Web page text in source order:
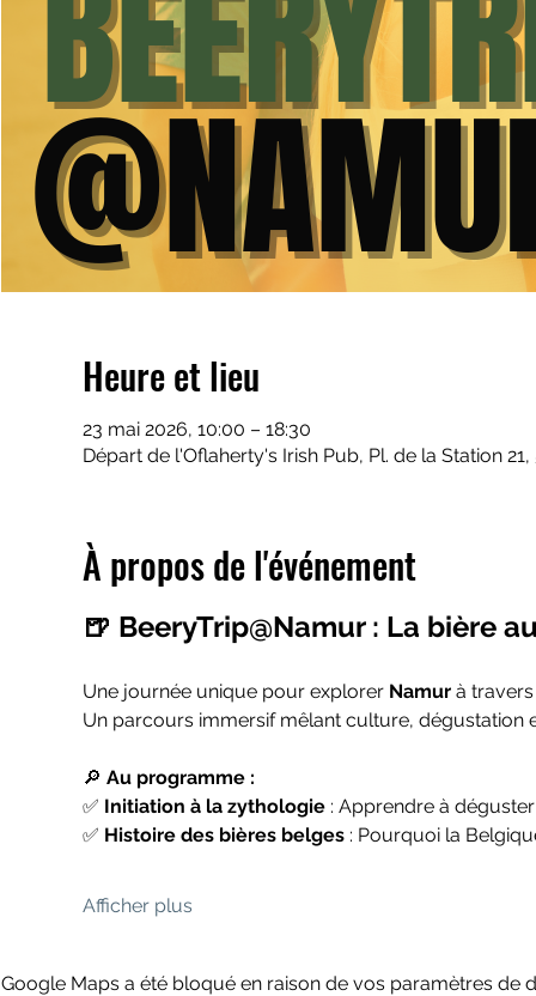
Heure et lieu
23 mai 2026, 10:00 – 18:30
Départ de l'Oflaherty's Irish Pub, Pl. de la Station
À propos de l'événement
🍺 BeeryTrip@Namur : La bière
Une journée unique pour explorer Namur à travers
Un parcours immersif mêlant culture, dégustation
🔎 Au programme :
✅ Initiation à la zythologie : Apprendre à
✅ Histoire des bières belges : Pourquoi la
Afficher plus
Google Maps a été bloqué en raison de vos paramètres de